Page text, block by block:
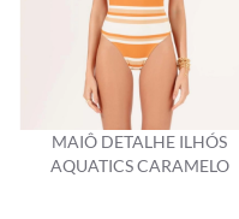
MAIÔ DETALHE ILHÓS
AQUATICS CARAMELO